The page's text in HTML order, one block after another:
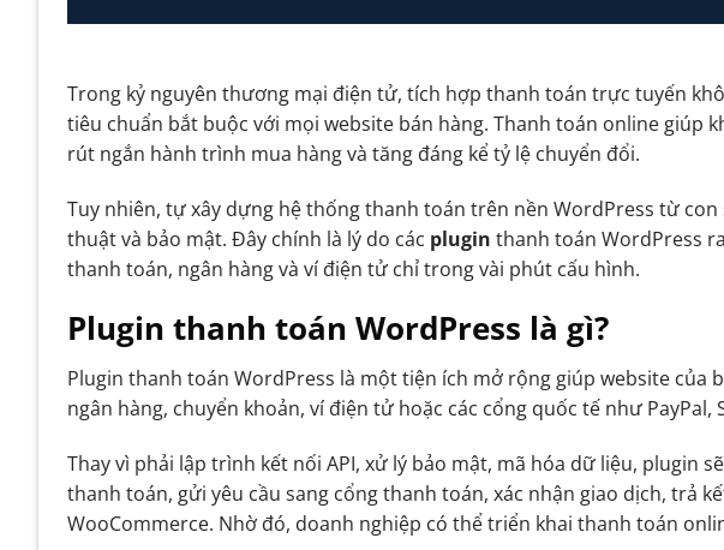
Trong kỷ nguyên thương mại điện tử, tích hợp thanh toán trực tuyến
tiêu chuẩn bắt buộc với mọi website bán hàng. Thanh toán online giúp
rút ngắn hành trình mua hàng và tăng đáng kể tỷ lệ chuyển đổi.
Tuy nhiên, tự xây dựng hệ thống thanh toán trên nền WordPress từ
thuật và bảo mật. Đây chính là lý do các plugin thanh toán WordPress
thanh toán, ngân hàng và ví điện tử chỉ trong vài phút cấu hình.
Plugin thanh toán WordPress là gì?
Plugin thanh toán WordPress là một tiện ích mở rộng giúp website
ngân hàng, chuyển khoản, ví điện tử hoặc các cổng quốc tế như
Thay vì phải lập trình kết nối API, xử lý bảo mật, mã hóa dữ liệu, plugin
thanh toán, gửi yêu cầu sang cổng thanh toán, xác nhận giao dịch, trả
WooCommerce. Nhờ đó, doanh nghiệp có thể triển khai thanh toán